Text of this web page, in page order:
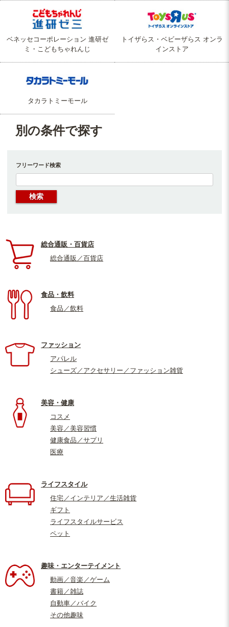
ベネッセコーポレーション 進研ゼ
ミ・こどもちゃれんじ
トイザらス・ベビーザらス オンラ
インストア
タカラトミーモール
別の条件で探す
フリーワード検索
総合通販・百貨店
総合通販／百貨店
食品・飲料
食品／飲料
ファッション
アパレル
シューズ／アクセサリー／ファッション雑貨
美容・健康
コスメ
美容／美容習慣
健康食品／サプリ
医療
ライフスタイル
住宅／インテリア／生活雑貨
ギフト
ライフスタイルサービス
ペット
趣味・エンターテイメント
動画／音楽／ゲーム
書籍／雑誌
自動車／バイク
その他趣味